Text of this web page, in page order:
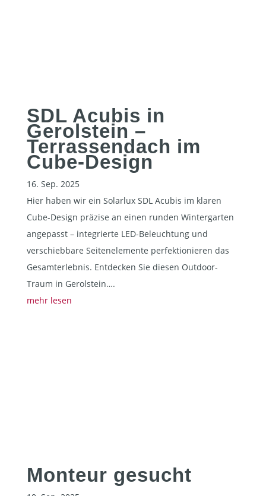
SDL Acubis in
Gerolstein –
Terrassendach im
Cube-Design
16. Sep. 2025
Hier haben wir ein Solarlux SDL Acubis im klaren
Cube-Design präzise an einen runden Wintergarten
angepasst – integrierte LED-Beleuchtung und
verschiebbare Seitenelemente perfektionieren das
Gesamterlebnis. Entdecken Sie diesen Outdoor-
Traum in Gerolstein….
mehr lesen
Monteur gesucht